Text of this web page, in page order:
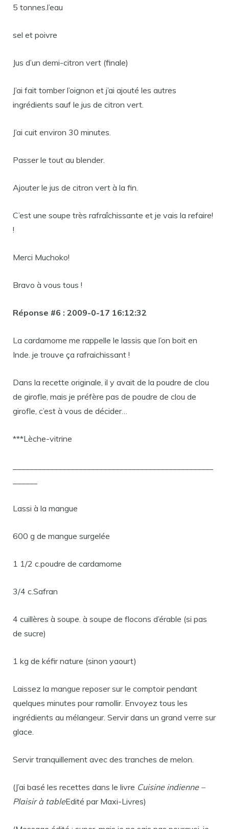
5 tonnes.l’eau
sel et poivre
Jus d’un demi-citron vert (finale)
J’ai fait tomber l’oignon et j’ai ajouté les autres
ingrédients sauf le jus de citron vert.
J’ai cuit environ 30 minutes.
Passer le tout au blender.
Ajouter le jus de citron vert à la fin.
C’est une soupe très rafraîchissante et je vais la refaire!
!
Merci Muchoko!
Bravo à vous tous !
Réponse #6 : 2009-0-17 16:12:32
La cardamome me rappelle le lassis que l’on boit en
Inde. je trouve ça rafraichissant !
Dans la recette originale, il y avait de la poudre de clou
de girofle, mais je préfère pas de poudre de clou de
girofle, c’est à vous de décider…
***Lèche-vitrine
Lassi à la mangue
600 g de mangue surgelée
1 1/2 c.poudre de cardamome
3/4 c.Safran
4 cuillères à soupe. à soupe de flocons d’érable (si pas
de sucre)
1 kg de kéfir nature (sinon yaourt)
Laissez la mangue reposer sur le comptoir pendant
quelques minutes pour ramollir. Envoyez tous les
ingrédients au mélangeur. Servir dans un grand verre sur
glace.
Servir tranquillement avec des tranches de melon.
(J’ai basé les recettes dans le livre Cuisine indienne –
Plaisir à tableEdité par Maxi-Livres)